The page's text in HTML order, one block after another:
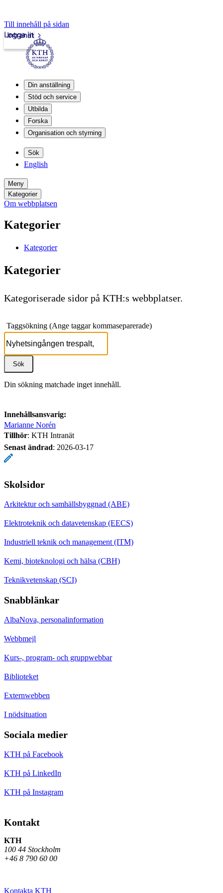
Till innehåll på sidan
Intranät
Logga in
Din anställning
Stöd och service
Utbilda
Forska
Organisation och styrning
Sök
English
Meny
Kategorier
Om webbplatsen
Kategorier
Kategorier
Kategorier
Kategoriserade sidor på KTH:s webbplatser.
Taggsökning (Ange taggar kommaseparerade)
Din sökning matchade inget innehåll.
Innehållsansvarig:
Marianne Norén
Tillhör: KTH Intranät
Senast ändrad: 2026-03-17
Skolsidor
Arkitektur och samhällsbyggnad (ABE)
Elektroteknik och datavetenskap (EECS)
Industriell teknik och management (ITM)
Kemi, bioteknologi och hälsa (CBH)
Teknikvetenskap (SCI)
Snabblänkar
AlbaNova, personalinformation
Webbmejl
Kurs-, program- och gruppwebbar
Biblioteket
Externwebben
I nödsituation
Sociala medier
KTH på Facebook
KTH på LinkedIn
KTH på Instagram
Kontakt
KTH
100 44 Stockholm
+46 8 790 60 00
Kontakta KTH